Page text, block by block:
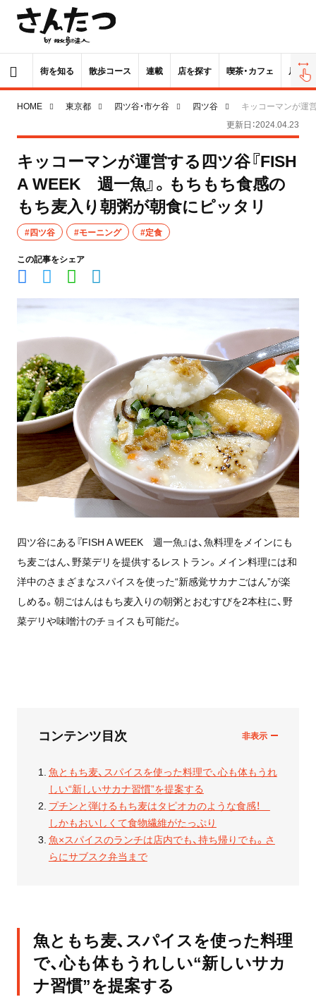
街を知る 散歩コース 連載 店を探す 喫茶・カフェ 居酒屋
HOME 東京都 四ツ谷・市ケ谷 四ツ谷
キッコーマンが運
更新日：2024.04.23
キッコーマンが運営する四ツ谷『FISH
A WEEK 週一魚』。もちもち食感の
もち麦入り朝粥が朝食にピッタリ
#四ツ谷 #モーニング #定食
この記事をシェア
四ツ谷にある『FISH A WEEK 週一魚』は、魚料理をメインにも
ち麦ごはん、野菜デリを提供するレストラン。メイン料理には和
洋中のさまざまなスパイスを使った“新感覚サカナごはん”が楽
しめる。朝ごはんはもち麦入りの朝粥とおむすびを2本柱に、野
菜デリや味噌汁のチョイスも可能だ。
コンテンツ目次
魚ともち麦、スパイスを使った料理で、心も体もうれ
しい“新しいサカナ習慣”を提案する
プチンと弾けるもち麦はタピオカのような食感！
しかもおいしくて食物繊維がたっぷり
魚×スパイスのランチは店内でも、持ち帰りでも。さ
らにサブスク弁当まで
魚ともち麦、スパイスを使った料理
で、心も体もうれしい“新しいサカ
ナ習慣”を提案する